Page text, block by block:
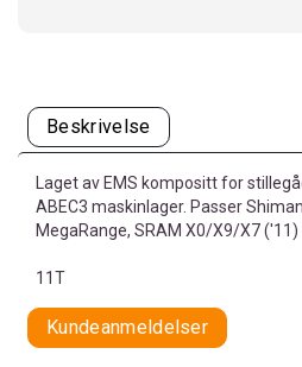
Beskrivelse
Laget av EMS kompositt for
ABEC3 maskinlager. Passer
MegaRange, SRAM X0/X9/X7
11T
Kundeanmeldelser